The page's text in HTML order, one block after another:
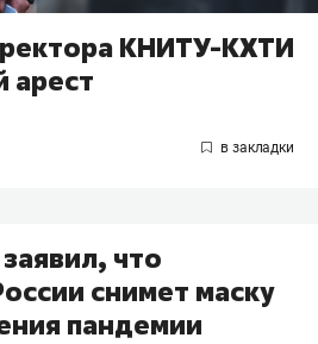
КНИТУ-КХТИ
арест
что
снимет маску
пандемии